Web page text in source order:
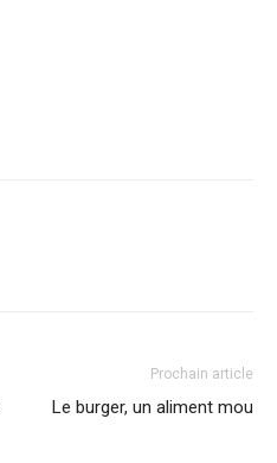
Prochain article
Le burger, un aliment mou